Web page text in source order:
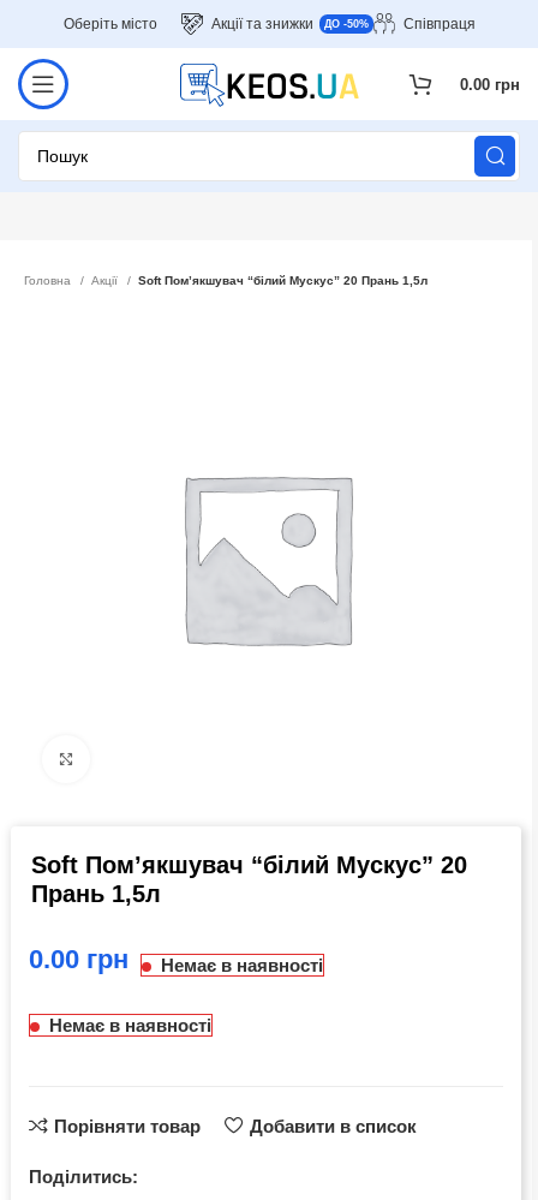
Оберіть місто Акції та знижки ДО -50% Співпраця
0.00 грн
Головна Акції Soft Пом’якшувач “білий Мускус” 20 Прань 1,5л
Soft Пом’якшувач “білий Мускус” 20
Прань 1,5л
грн Немає в наявності
Немає в наявності
Порівняти товар Добавити в список
Поділитись: